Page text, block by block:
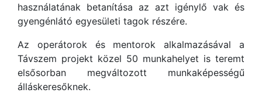
használatának betanítása az azt igénylő vak és
gyengénlátó egyesületi tagok részére.
Az operátorok és mentorok alkalmazásával a
Távszem projekt közel 50 munkahelyet is teremt
elsősorban megváltozott munkaképességű
álláskeresőknek.